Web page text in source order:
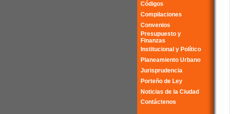
Códigos
Compilaciones
Convenios
Presupuesto y
Finanzas
Institucional y Político
Planeamiento Urbano
Jurisprudencia
Porteño de Ley
Noticias de la Ciudad
Contáctenos